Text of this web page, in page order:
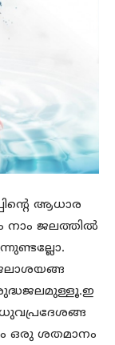
ആധാര
ജലത്തില്‍
ഒരു ശതമാനം